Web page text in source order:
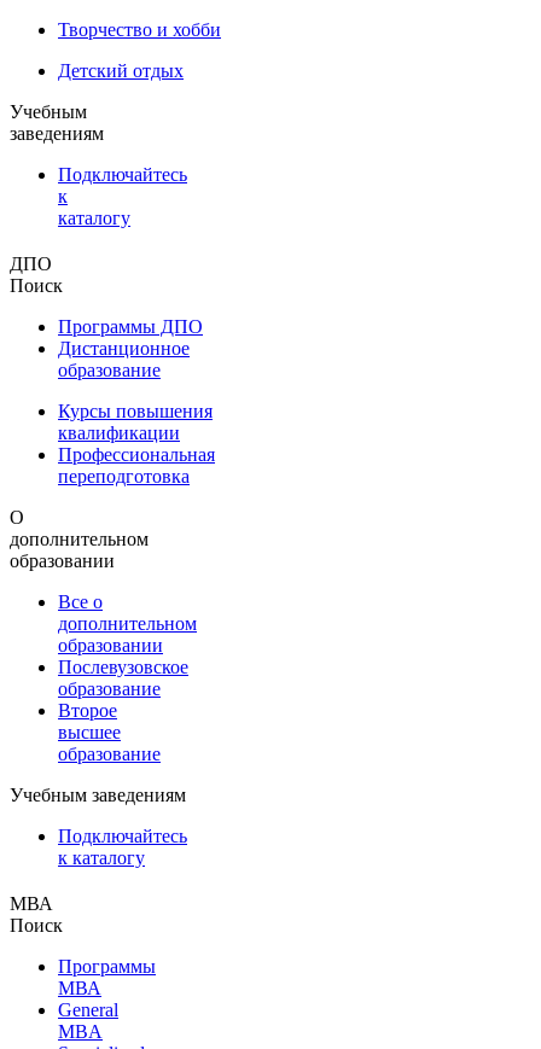
Творчество и хобби
Детский отдых
Учебным
заведениям
Подключайтесь
к
каталогу
ДПО
Поиск
Программы ДПО
Дистанционное
образование
Курсы повышения
квалификации
Профессиональная
переподготовка
О
дополнительном
образовании
Все о
дополнительном
образовании
Послевузовское
образование
Второе
высшее
образование
Учебным заведениям
Подключайтесь
к каталогу
МВА
Поиск
Программы
МВА
General
MBA